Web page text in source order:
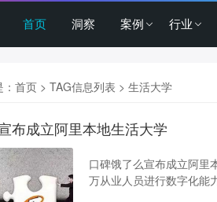
首页 洞察 案例 行业
首页 > TAG信息列表 > 生活大学
布成立阿里本地生活大学
口碑饿了么宣布成立阿里
万从业人员进行数字化能